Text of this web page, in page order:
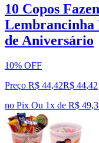
10 Copos
Lembrancinha
de Aniversário
10% OFF
Preço R$ 44,42R$ 44,42
no Pix Ou 1x de R$